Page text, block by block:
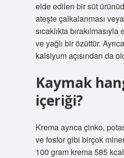
elde edilen bir süt
ateşte çalkalanması
sıcaklıkta
ve yağlı bir özüttür.
kalsiyum açısından da
Kaymak
içeriği?
Krema ayrıca çinko,
ve fosfor gibi birçok
100 gram krema 585